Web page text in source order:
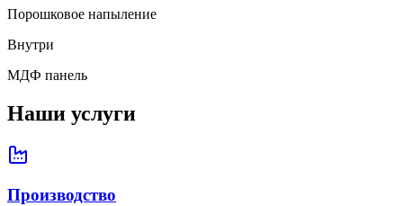
Порошковое напыление
Внутри
МДФ панель
Наши услуги
Производство